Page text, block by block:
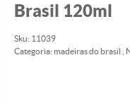
Brasil 120ml
Sku: 11039
Categoria: madeiras do brasil